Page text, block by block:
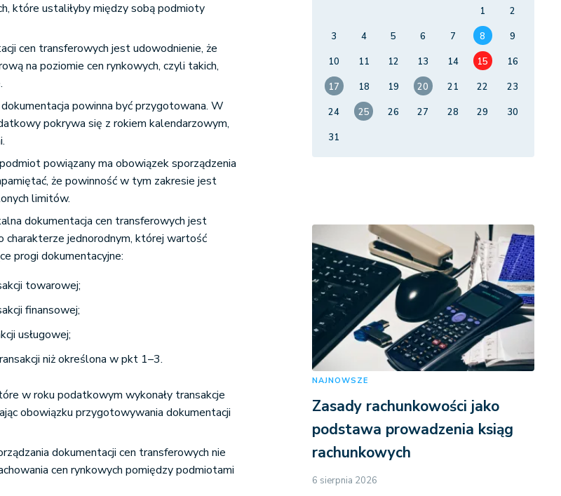
które ustaliłyby między sobą podmioty
cen transferowych jest udowodnienie, że
na poziomie cen rynkowych, czyli takich,
powinna być przygotowana. W
pokrywa się z rokiem kalendarzowym,
powiązany ma obowiązek sporządzenia
że powinność w tym zakresie jest
limitów.
dokumentacja cen transferowych jest
charakterze jednorodnym, której wartość
progi dokumentacyjne:
towarowej;
finansowej;
usługowej;
niż określona w pkt 1–3.
w roku podatkowym wykonały transakcje
obowiązku przygotowywania dokumentacji
dokumentacji cen transferowych nie
cen rynkowych pomiędzy podmiotami
1
2
3
4 5 6 7 8
9
10
11 12 13 14 15
16
17
18 19 20 21 22
23
24
25 26 27 28 29
30
31
NAJNOWSZE
Zasady rachunkowości jako
podstawa prowadzenia ksiąg
rachunkowych
6 sierpnia 2026